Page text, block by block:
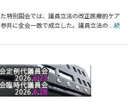
特別国会では、議員立法の改正医療的ケア
共に全会一致で成立した。議員立法の ...続